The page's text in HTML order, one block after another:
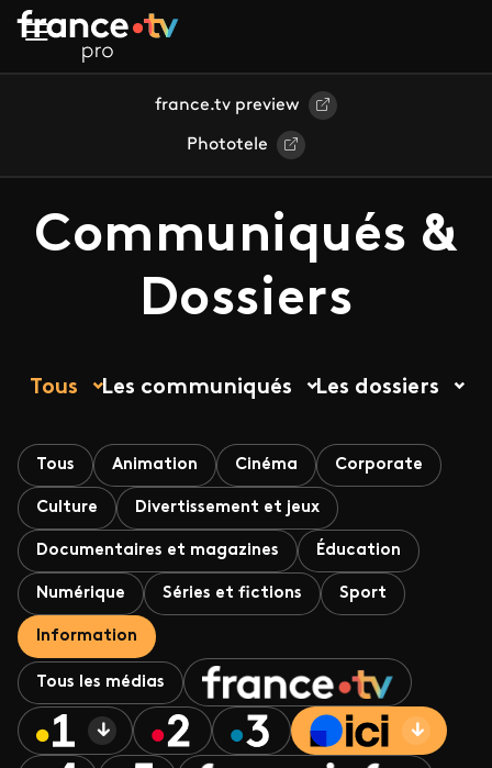
Aller au contenu principal
france.tv preview
Phototele
Communiqués &
Dossiers
Tous Les communiqués Les dossiers
Tous Animation Cinéma Corporate
Culture Divertissement et jeux
Documentaires et magazines Éducation
Numérique Séries et fictions Sport
Information
Tous les médias